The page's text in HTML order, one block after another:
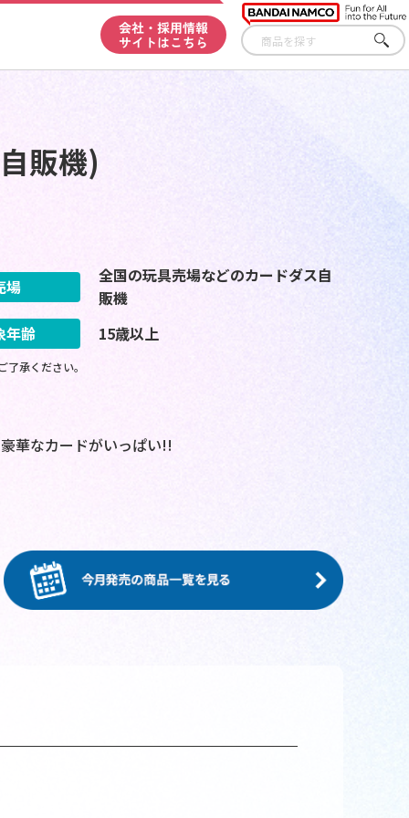
会社・採用情報
サイトはこちら
さが
す
販機)
場
全国の玩具売場などのカードダス自
販機
年齢
15歳以上
承ください。
華なカードがいっぱい!!